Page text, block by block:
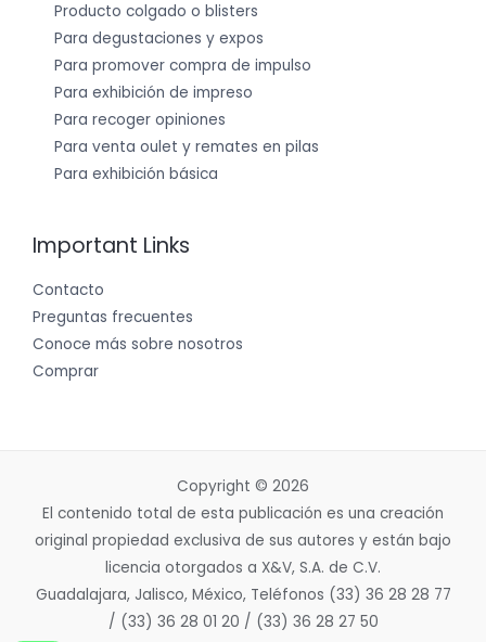
Producto colgado o blisters
Para degustaciones y expos
Para promover compra de impulso
Para exhibición de impreso
Para recoger opiniones
Para venta oulet y remates en pilas
Para exhibición básica
Important Links
Contacto
Preguntas frecuentes
Conoce más sobre nosotros
Comprar
Copyright © 2026
El contenido total de esta publicación es una creación
original propiedad exclusiva de sus autores y están bajo
licencia otorgados a X&V, S.A. de C.V.
Guadalajara, Jalisco, México, Teléfonos (33) 36 28 28 77
/ (33) 36 28 01 20 / (33) 36 28 27 50